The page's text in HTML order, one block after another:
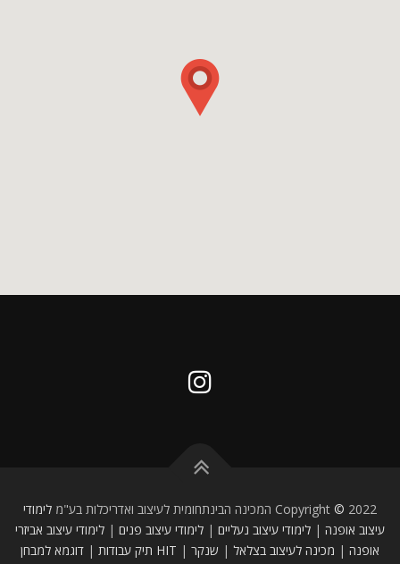
Copyright © 2022 המכינה הבינתחומית לעיצוב ואדריכלות בע"מ
לימודי
עיצוב אופנה | לימודי עיצוב נעליים | לימודי עיצוב פנים | לימודי עיצוב אביזרי
אופנה | מכינה לעיצוב בצלאל | שנקר |
HIT תיק עבודות | דוגמא למבחן